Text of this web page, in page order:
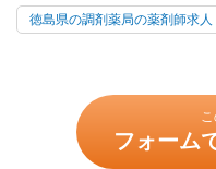
徳島県の調剤薬局の薬剤師求人
フォーム